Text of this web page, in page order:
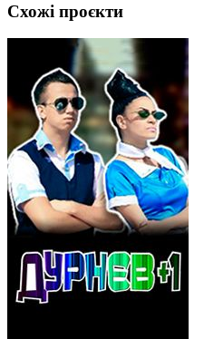
Схожі проєкти